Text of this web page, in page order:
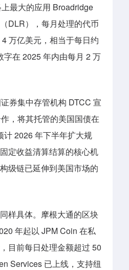
最大的应用 Broadridge
DLR），每月处理的代币
万亿美元，相当于每日约
字在 2025 年内由每月 2 万
券集中存管机构 DTCC 宣
，将其托管的美国国债在
计 2026 年下半年扩大规
定收益清算结算的核心机
级链已延伸到美国市场的
样具体。摩根大通的区块
年起以 JPM Coin 在私
目前每日处理金额超过 50
Services 已上线，支持纽